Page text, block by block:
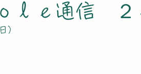
ｌｅ通信 ２
）